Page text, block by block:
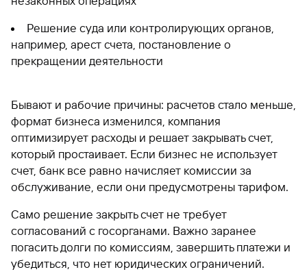
Решение суда или контролирующих органов,
например, арест счета, постановление о
прекращении деятельности
Бывают и рабочие причины: расчетов стало меньше,
формат бизнеса изменился, компания
оптимизирует расходы и решает закрывать счет,
который простаивает. Если бизнес не использует
счет, банк все равно начисляет комиссии за
обслуживание, если они предусмотрены тарифом.
Само решение закрыть счет не требует
согласований с госорганами. Важно заранее
погасить долги по комиссиям, завершить платежи и
убедиться, что нет юридических ограничений.